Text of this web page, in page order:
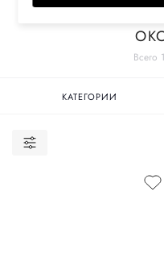
Всего
КАТЕГОРИИ